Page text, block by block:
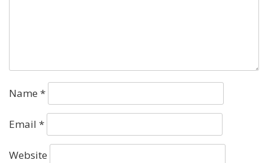
Name *
Email *
Website